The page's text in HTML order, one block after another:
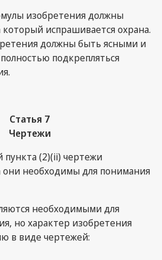
изобретения должны
испрашивается охрана.
должны быть ясными и
подкрепляться
Статья 7
Чертежи
пункта (2)(ii) чертежи
они необходимы для понимания
необходимыми для
но характер изобретения
в виде чертежей: